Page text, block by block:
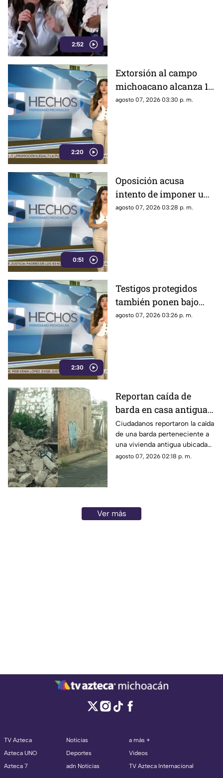
2:52
2:20
Extorsión al campo
michoacano alcanza 18
mil millones de pesos;
agosto 07, 2026 03:30 p. m.
0:51
Oposición acusa
intento de imponer una
sola narrativa y limitar
agosto 07, 2026 03:28 p. m.
2:30
Testigos protegidos
también ponen bajo
presión a políticos en
agosto 07, 2026 03:26 p. m.
Reportan caída de
barda en casa antigua
del Centro de Morelia
Ciudadanos reportaron la caída
de una barda perteneciente a
una vivienda antigua ubicada
en pleno Centro Histórico de
agosto 07, 2026 02:18 p. m.
Ver más
TV Azteca
Azteca UNO
Azteca 7
Noticias
Deportes
adn Noticias
a más +
Videos
TV Azteca Internacional